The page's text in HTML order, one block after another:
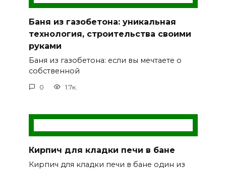
Баня из газобетона: уникальная
технология, строительства своими
руками
Баня из газобетона: если вы мечтаете о
собственной
0 1.7к.
Кирпич для кладки печи в бане
Кирпич для кладки печи в бане один из